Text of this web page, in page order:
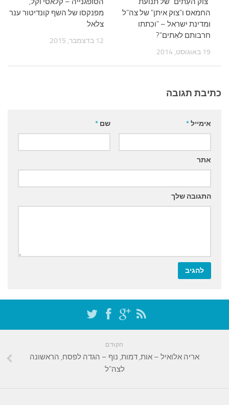
מפנקסו של השף קונדיטור ענר
צלאל
12 בדצמבר, 2015
החמאס ו"צוּק איתן" של צה"ל
ומדינת ישראל – "וכִתתו
חרבותם לאִתים"?
19 באוגוסט, 2014
כתיבת תגובה
שם * אימייל*
אתר
התגובה שלך
הקודם
אריה אלואיל – אות, דמות, נוף – הגדה לפסח, הראשונה
לצה"ל